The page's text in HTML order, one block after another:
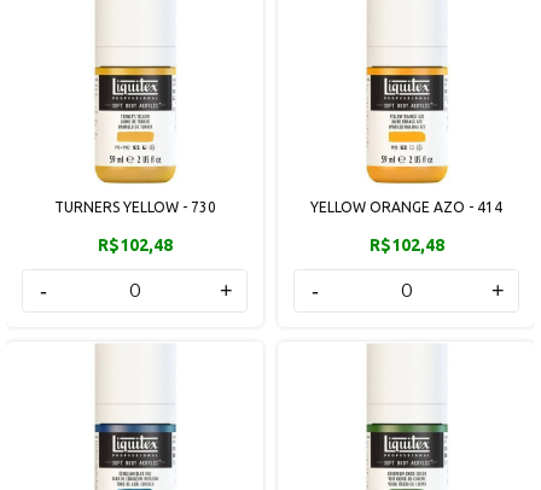
TURNERS YELLOW - 730
R$102,48
- +
YELLOW ORANGE AZO - 414
R$102,48
- +